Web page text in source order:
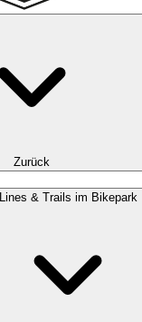
Zurück
Lines & Trails im Bikepark